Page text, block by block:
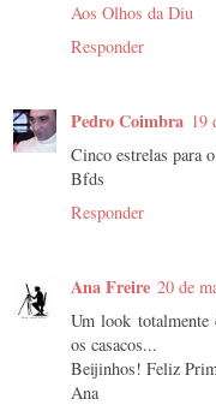
Aos Olhos da Diu
Responder
Pedro Coimbra 19
Cinco estrelas para
Bfds
Responder
Ana Freire 20 de
Um look totalmente
os casacos...
Beijinhos! Feliz
Ana